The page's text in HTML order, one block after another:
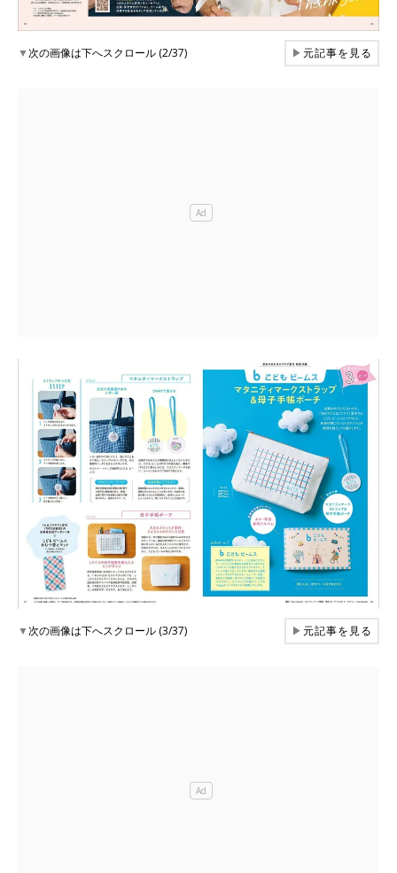
▼次の画像は下へスクロール (2/37) ▶元記事を見る
▼次の画像は下へスクロール (3/37) ▶元記事を見る